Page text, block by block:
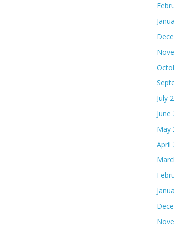
July
June
May
April